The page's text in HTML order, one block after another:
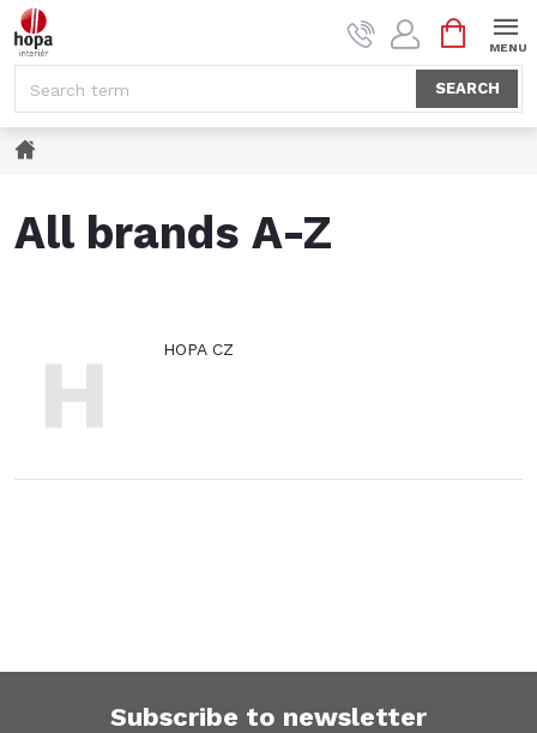
Skip
to
SEARCH
CART
All brands A-Z
H HOPA CZ
Subscribe to newsletter